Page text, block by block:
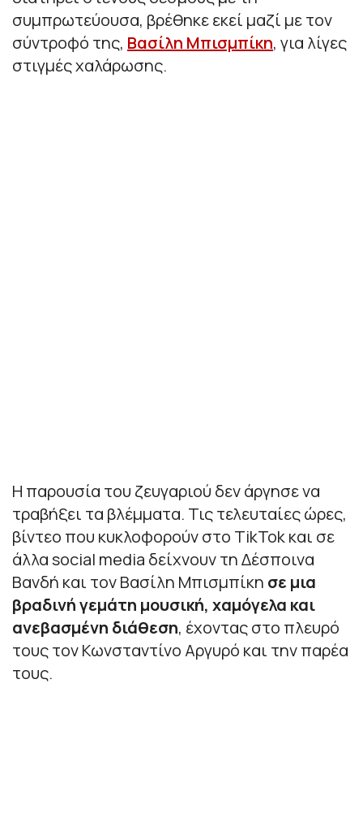
συμπρωτεύουσα, βρέθηκε εκεί μαζί με τον
σύντροφό της, Βασίλη Μπισμπίκη, για λίγες
στιγμές χαλάρωσης.
Η παρουσία του ζευγαριού δεν άργησε να
τραβήξει τα βλέμματα. Τις τελευταίες ώρες,
βίντεο που κυκλοφορούν στο TikTok και σε
άλλα social media δείχνουν τη Δέσποινα
Βανδή και τον Βασίλη Μπισμπίκη σε μια
βραδινή γεμάτη μουσική, χαμόγελα και
ανεβασμένη διάθεση, έχοντας στο πλευρό
τους τον Κωνσταντίνο Αργυρό και την παρέα
τους.